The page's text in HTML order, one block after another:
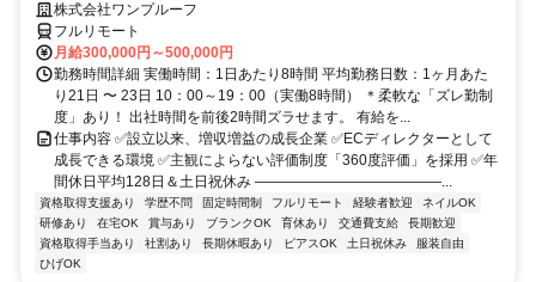
株式会社ワンプルーフ
フルリモート
月給300,000円～500,000円
勤務時間詳細 実働時間：1日あたり8時間 平均勤務日数：1ヶ月あた
り21日 〜 23日 10：00～19：00（実働8時間） ＊柔軟な「ズレ勤制
度」あり！ 出社時間を前後2時間ズラせます。 有給を...
仕事内容 ✅設立以来、増収増益の成長企業 ✅ECディレクターとして
成長できる環境 ✅主観によらない評価制度「360度評価」を採用 ✅年
間休日平均128日＆土日祝休み ―――――――――――――...
資格取得支援あり 学歴不問 固定時間制 フルリモート 経験者歓迎
ネイルOK
研修あり
在宅OK 賞与あり ブランクOK 育休あり 交通費支給
長期歓迎
資格取得手当あり
社割あり 長期休暇あり ピアスOK 土日祝休み
服装自由
ひげOK